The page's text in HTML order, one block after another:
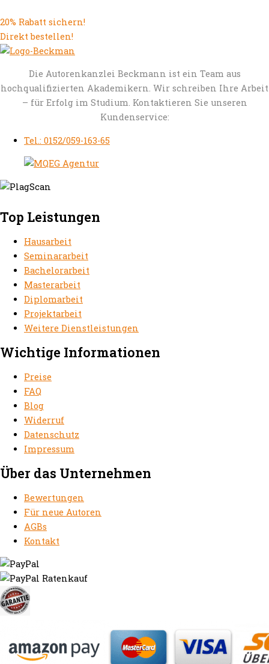
20% Rabatt sichern!
Direkt bestellen!
Die Autorenkanzlei Beckmann ist ein Team aus
hochqualifizierten Akademikern. Wir schreiben Ihre Arbeit
– für Erfolg im Studium. Kontaktieren Sie unseren
Kundenservice:
Tel.: 0152/059-163-65
Top Leistungen
Hausarbeit
Seminararbeit
Bachelorarbeit
Masterarbeit
Diplomarbeit
Projektarbeit
Weitere Dienstleistungen
Wichtige Informationen
Preise
FAQ
Blog
Widerruf
Datenschutz
Impressum
Über das Unternehmen
Bewertungen
Für neue Autoren
AGBs
Kontakt